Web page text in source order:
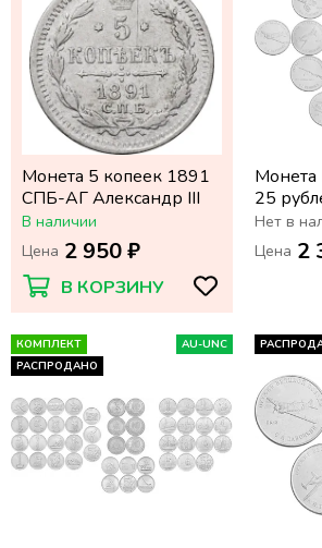
Монета 5 копеек 1891
СПБ-АГ Александр III
В наличии
Цена 2 950 ₽
В КОРЗИНУ
Монета
25
Нет в
Цена 2
КОМПЛЕКТ
РАСПРОДАНО
AU-UNC